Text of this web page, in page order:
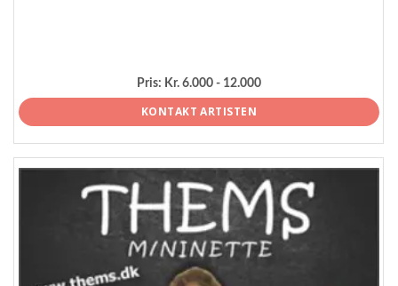
Pris: Kr. 6.000 - 12.000
KONTAKT ARTISTEN